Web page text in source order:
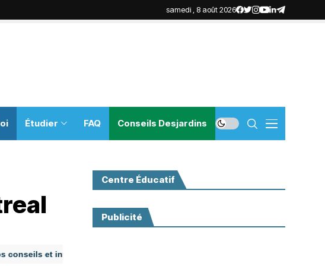
samedi , 8 août 2026
Étudier FAQ Conseils Desjardins
et informations pour vous aider tout au long de votre transition
Centre Éducatif
Publicité